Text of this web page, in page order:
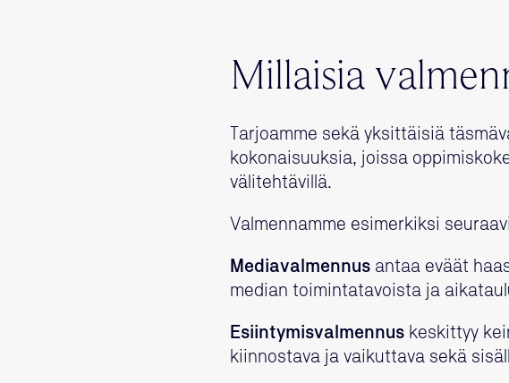
Millaisia
Tarjoamme sekä yksittäisiä
kokonaisuuksia, joissa
välitehtävillä.
Valmennamme esimerkiksi
Mediavalmennus antaa eväät
median toimintatavoista ja
Esiintymisvalmennus keskittyy
kiinnostava ja vaikuttava sekä